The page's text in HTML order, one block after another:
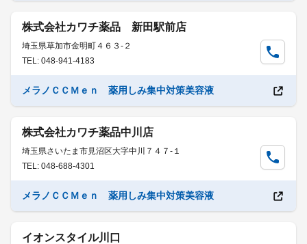
株式会社カワチ薬品 新田駅前店
埼玉県草加市金明町４６３-２
TEL: 048-941-4183
メラノＣＣＭｅｎ 薬用しみ集中対策美容液
株式会社カワチ薬品中川店
埼玉県さいたま市見沼区大字中川７４７-１
TEL: 048-688-4301
メラノＣＣＭｅｎ 薬用しみ集中対策美容液
イオンスタイル川口